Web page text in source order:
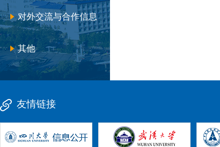
对外交流与合作信息
其他
友情链接